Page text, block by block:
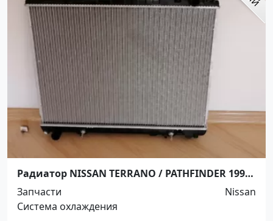
Радиатор NISSAN TERRANO / PATHFINDER 1996-
2003 3.5 Краснодар
Запчасти
Nissan
Система охлаждения